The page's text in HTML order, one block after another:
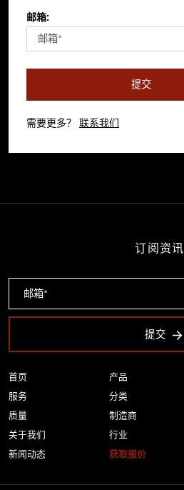
邮箱:
提交
需要更多？ 联系我们
首页
服务
质量
关于我们
新闻动态
产品
分类
制造商
行业
获取报价
订阅资讯
提交